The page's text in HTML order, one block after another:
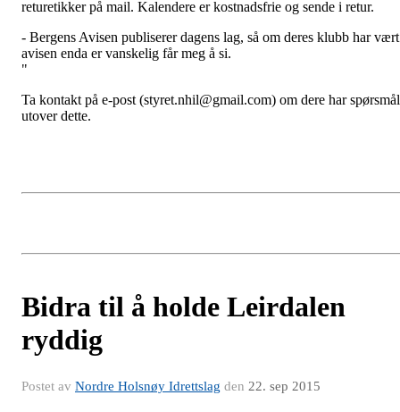
returetikker på mail. Kalendere er kostnadsfrie og sende i retur.
- Bergens Avisen publiserer dagens lag, så om deres klubb har
avisen enda er vanskelig får meg å si.
"
Ta kontakt på e-post (styret.nhil@gmail.com) om dere har spørsmål
utover dette.
Bidra til å holde Leirdalen
ryddig
Postet av Nordre Holsnøy Idrettslag den 22. sep 2015